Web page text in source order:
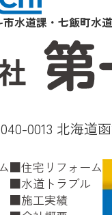
水道課・七飯町水
040-0013 北海道
住宅リフォーム
水道トラブル
施工実績